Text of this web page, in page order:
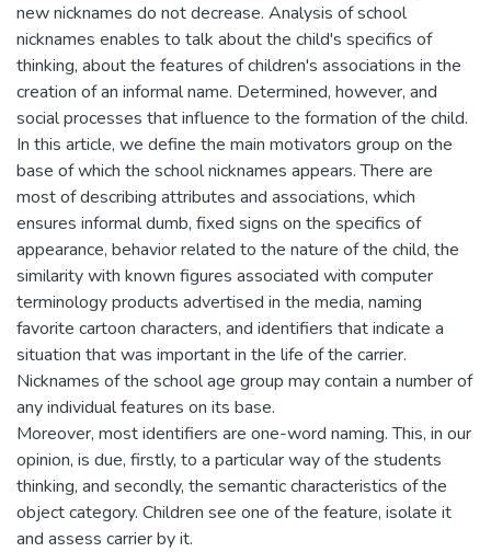
new nicknames do not decrease. Analysis of school
nicknames enables to talk about the child's specifics of
thinking, about the features of children's associations in the
creation of an informal name. Determined, however, and
social processes that influence to the formation of the child.
In this article, we define the main motivators group on the
base of which the school nicknames appears. There are
most of describing attributes and associations, which
ensures informal dumb, fixed signs on the specifics of
appearance, behavior related to the nature of the child, the
similarity with known figures associated with computer
terminology products advertised in the media, naming
favorite cartoon characters, and identifiers that indicate a
situation that was important in the life of the carrier.
Nicknames of the school age group may contain a number of
any individual features on its base.
Moreover, most identifiers are one-word naming. This, in our
opinion, is due, firstly, to a particular way of the students
thinking, and secondly, the semantic characteristics of the
object category. Children see one of the feature, isolate it
and assess carrier by it.